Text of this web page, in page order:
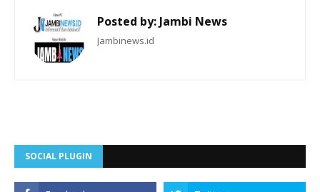
Posted by:Jambi News
Jambinews.id
SOCIAL PLUGIN